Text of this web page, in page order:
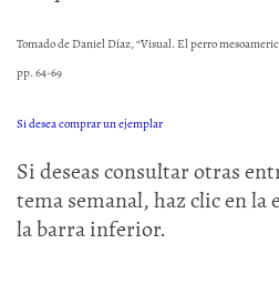
Tomado de Daniel Díaz, “Visual. El perro
pp. 64-69
Si desea comprar un ejemplar
Si deseas consultar otras
tema semanal, haz clic en la
la barra inferior.